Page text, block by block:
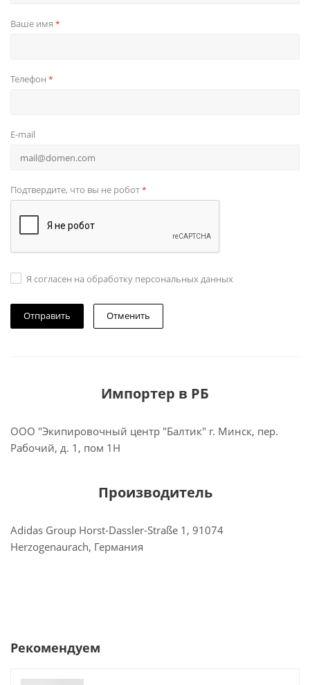
Ваше имя *
Телефон *
E-mail
Подтвердите, что вы не робот*
Я согласен на обработку персональных данных
Отменить
Импортер в РБ
ООО "Экипировочный центр "Балтик" г. Минск, пер.
Рабочий, д. 1, пом 1Н
Производитель
Adidas Group Horst-Dassler-Straße 1, 91074
Herzogenaurach, Германия
Рекомендуем